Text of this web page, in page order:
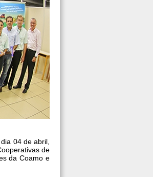
04 de abril,
de
da Coamo e